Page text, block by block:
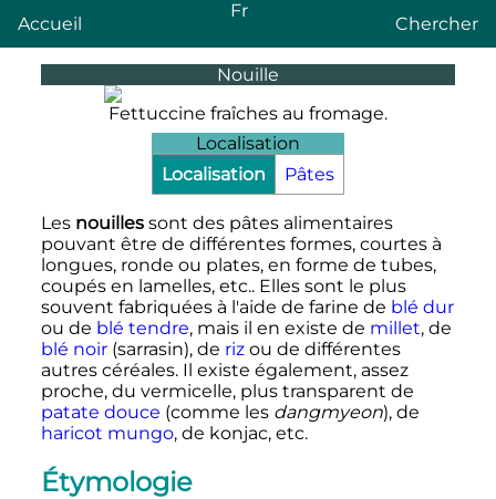
Accueil
Fr
Chercher
Nouille
Fettuccine fraîches au fromage.
Localisation
Localisation
Pâtes
Les nouillessont des pâtes alimentaires
pouvant être de différentes formes, courtes à
longues, ronde ou plates, en forme de tubes,
coupés en lamelles, etc.. Elles sont le plus
souvent fabriquées à l'aide de farine de blé dur
ou de blé tendre, mais il en existe de millet, de
blé noir(sarrasin), de rizou de différentes
autres céréales. Il existe également, assez
proche, du vermicelle, plus transparent de
patate douce (comme les dangmyeon), de
haricot mungo, de konjac, etc.
Étymologie